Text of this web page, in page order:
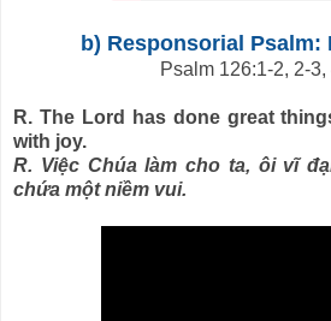
b) Responsorial Psalm:
Psalm 126:1-2, 2-3,
R. The Lord has done great
with joy.
R. Việc Chúa làm cho ta, ôi vĩ
chứa một niềm vui.